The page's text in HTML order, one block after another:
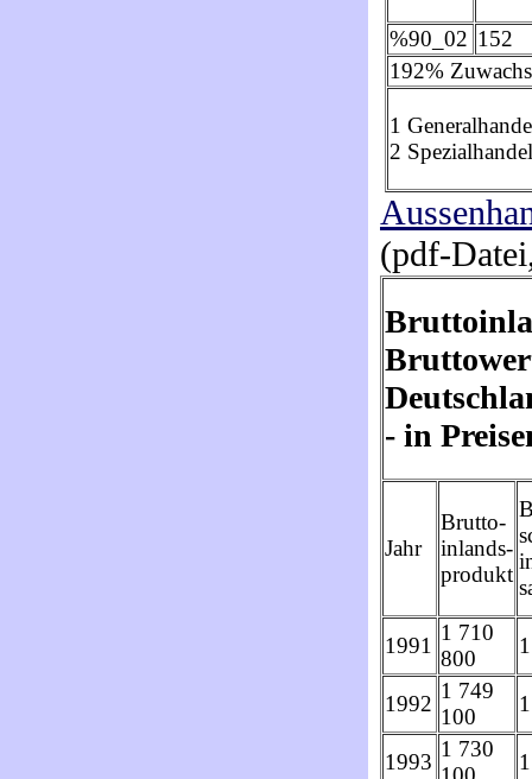
%90_02 152
192%
1
2 Spezialhandel
(pdf-
- in
Jahr
Brutto-
inlands-
produkt
1991
1 710
800
1992
1 749
100
1993
1 730